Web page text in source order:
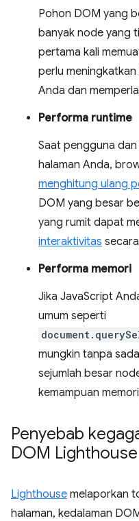
Pohon DOM yang
banyak node yang
pertama kali
perlu
Anda dan
Performa runtime
Saat pengguna
halaman Anda,
menghitung ulang
DOM yang besar
yang rumit dapat
interaktivitas
Performa memori
Jika JavaScript
umum seperti
mungkin tanpa
sejumlah besar
kemampuan
Penyebab
DOM Lighthouse
Lighthouse melaporkan
halaman, kedalaman